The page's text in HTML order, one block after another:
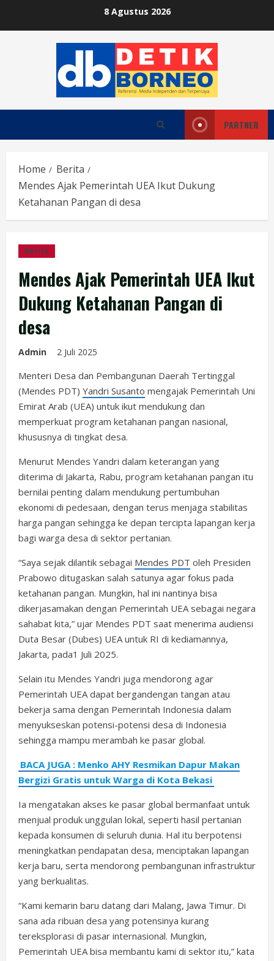
8 Agustus 2026
PARTNER
Home
Berita
Mendes Ajak Pemerintah UEA Ikut Dukung
Ketahanan Pangan di desa
Berita
Mendes Ajak Pemerintah UEA Ikut
Dukung Ketahanan Pangan di
desa
Admin 2 Juli 2025
Menteri Desa dan Pembangunan Daerah Tertinggal
(Mendes PDT) Yandri Susanto mengajak Pemerintah Uni
Emirat Arab (UEA) untuk ikut mendukung dan
memperkuat program ketahanan pangan nasional,
khususnya di tingkat desa.
Menurut Mendes Yandri dalam keterangan yang
diterima di Jakarta, Rabu, program ketahanan pangan itu
bernilai penting dalam mendukung pertumbuhan
ekonomi di pedesaan, dengan terus menjaga stabilitas
harga pangan sehingga ke depan tercipta lapangan kerja
bagi warga desa di sektor pertanian.
“Saya sejak dilantik sebagai Mendes PDT oleh Presiden
Prabowo ditugaskan salah satunya agar fokus pada
ketahanan pangan. Mungkin, hal ini nantinya bisa
dikerjasamakan dengan Pemerintah UEA sebagai negara
sahabat kita,” ujar Mendes PDT saat menerima audiensi
Duta Besar (Dubes) UEA untuk RI di kediamannya,
Jakarta, pada1 Juli 2025.
Selain itu Mendes Yandri juga mendorong agar
Pemerintah UEA dapat bergandengan tangan atau
bekerja sama dengan Pemerintah Indonesia dalam
menyukseskan potensi-potensi desa di Indonesia
sehingga mampu merambah ke pasar global.
BACA JUGA : Menko AHY Resmikan Dapur Makan
Bergizi Gratis untuk Warga di Kota Bekasi
Ia mengatakan akses ke pasar global bermanfaat untuk
menjual produk unggulan lokal, seperti hasil pertanian
kepada konsumen di seluruh dunia. Hal itu berpotensi
meningkatkan pendapatan desa, menciptakan lapangan
kerja baru, serta mendorong pembangunan infrastruktur
yang berkualitas.
“Kami kemarin baru datang dari Malang, Jawa Timur. Di
sana ada ribuan desa yang potensinya kurang
tereksplorasi di pasar internasional. Mungkin,
Pemerintah UEA bisa membantu kami di sektor itu,” kata